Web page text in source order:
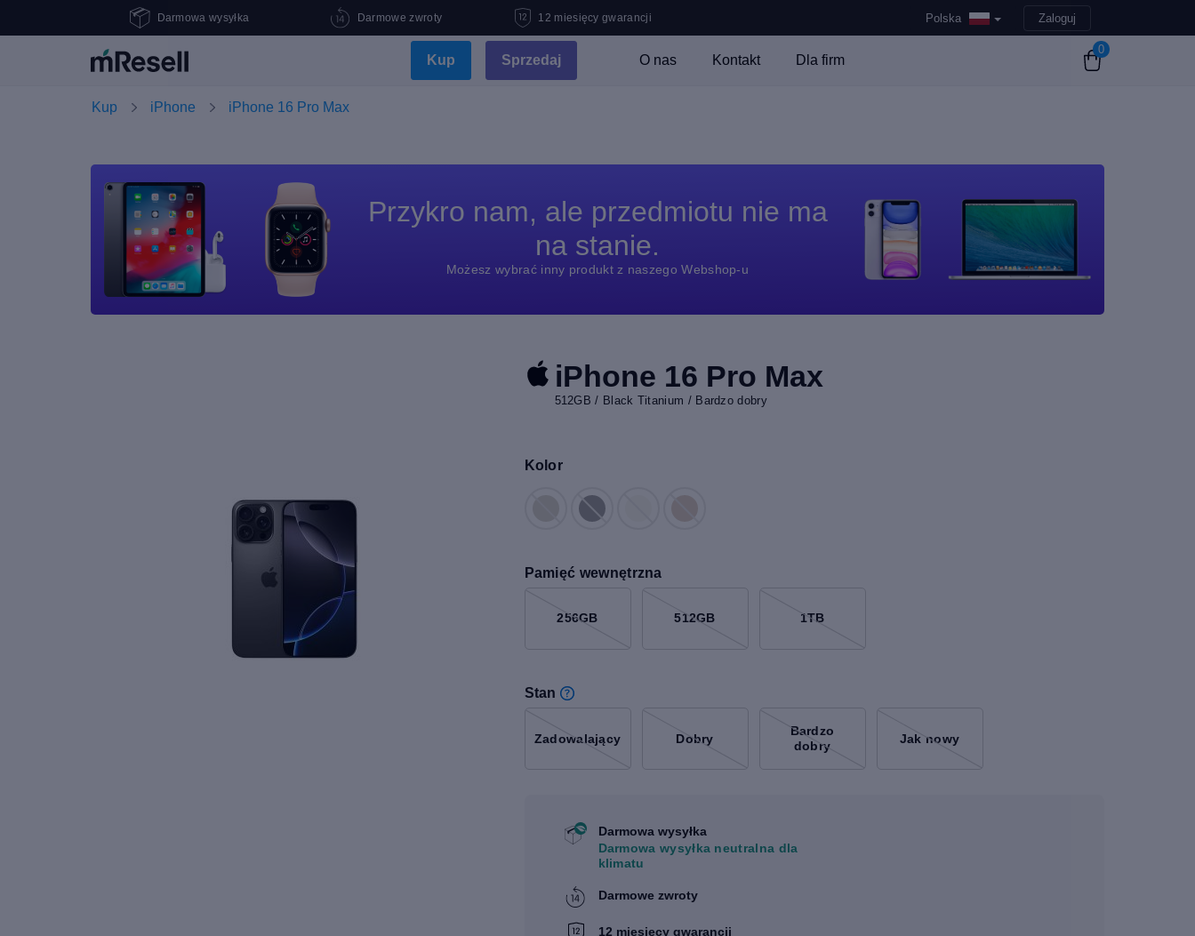
Darmowa wysyłka Darmowe zwroty 12 miesięcy gwarancji Polska Zaloguj
Kup Sprzedaj O nas Kontakt Dla firm
0
Kup iPhone iPhone 16 Pro Max
Przykro nam, ale przedmiotu nie ma
na stanie.
Możesz wybrać inny produkt z naszego Webshop-u
iPhone 16 Pro Max
512GB / Black Titanium / Bardzo dobry
Kolor
Pamięć wewnętrzna
256GB 512GB 1TB
Stan
Zadowalający Dobry
Bardzo
dobry
Jak nowy
Darmowa wysyłka
Darmowa wysyłka neutralna dla
klimatu
Darmowe zwroty
12 miesięcy gwarancji